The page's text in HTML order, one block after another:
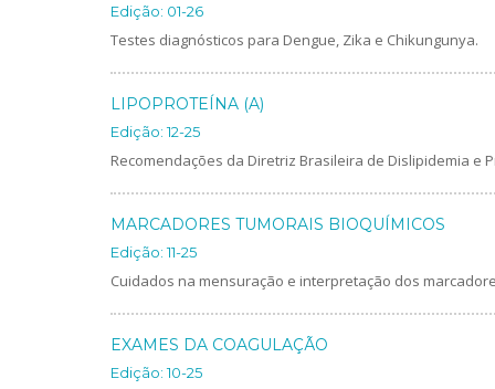
Edição: 01-26
Testes diagnósticos para Dengue, Zika e Chikungunya.
LIPOPROTEÍNA (A)
Edição: 12-25
Recomendações da Diretriz Brasileira de Dislipidemia e
MARCADORES TUMORAIS BIOQUÍMICOS
Edição: 11-25
Cuidados na mensuração e interpretação dos
EXAMES DA COAGULAÇÃO
Edição: 10-25